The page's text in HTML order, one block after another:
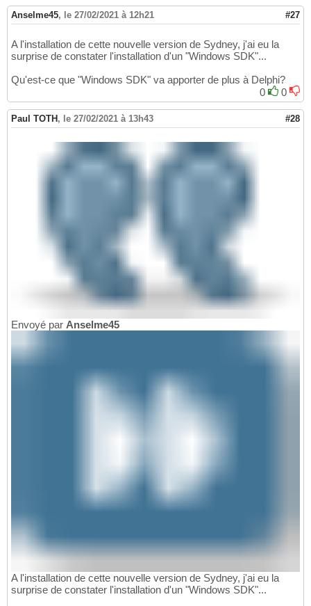
Anselme45, le 27/02/2021 à 12h21 #27
A l'installation de cette nouvelle version de Sydney, j'ai eu la
surprise de constater l'installation d'un "Windows SDK"...
Qu'est-ce que "Windows SDK" va apporter de plus à Delphi?
0
0
Paul TOTH , le 27/02/2021 à 13h43 #28
Envoyé par Anselme45
A l'installation de cette nouvelle version de Sydney, j'ai eu la
surprise de constater l'installation d'un "Windows SDK"...